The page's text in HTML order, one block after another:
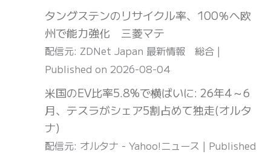
タングステンのリサイクル率、100％へ欧
州で能力強化 三菱マテ
配信元: ZDNet Japan 最新情報 総合
Published on 2026-08-04
米国のEV比率5.8%で横ばいに: 26年4～6
月、テスラがシェア5割占めて独走(オルタ
ナ)
配信元: オルタナ - Yahoo!ニュース
Published